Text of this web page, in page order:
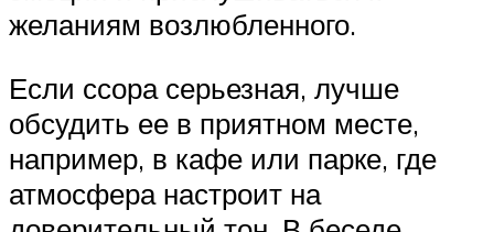
желаниям возлюбленного.
Если ссора серьезная, лучше
обсудить ее в приятном месте,
например, в кафе или парке, где
атмосфера настроит на